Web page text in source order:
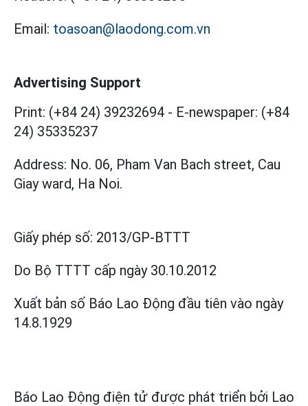
Email: toasoan@laodong.com.vn
Advertising Support
Print: (+84 24) 39232694 - E-newspaper: (+84
24) 35335237
Address: No. 06, Pham Van Bach street, Cau
Giay ward, Ha Noi.
Giấy phép số: 2013/GP-BTTT
Do Bộ TTTT cấp ngày 30.10.2012
Xuất bản số Báo Lao Động đầu tiên vào ngày
14.8.1929
Báo Lao Động điện tử được phát triển bởi Lao